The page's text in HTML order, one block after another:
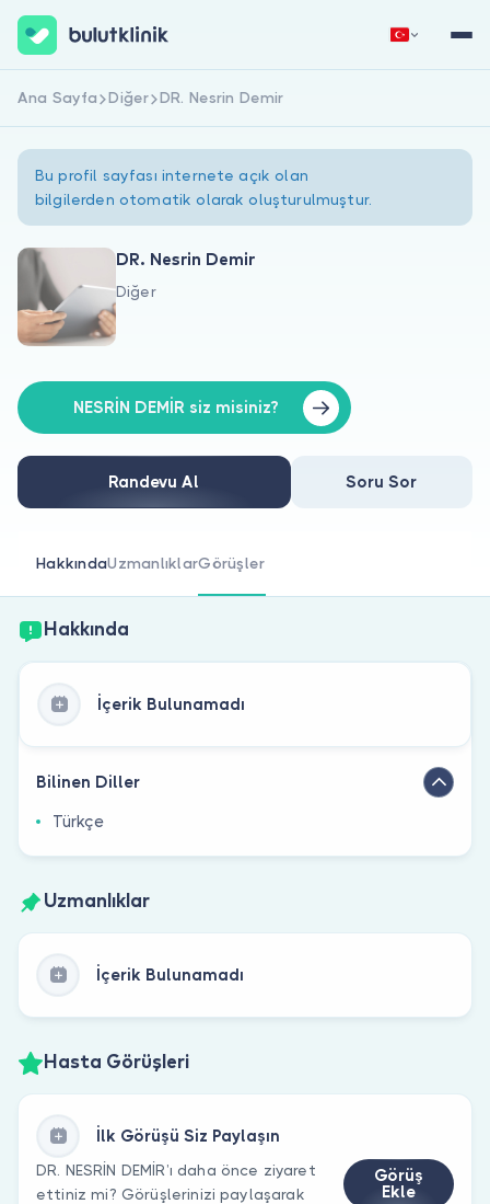
Hakkımızda
Doktorlar için
Doktor musunuz?
Hemen Kaydol
Ana Sayfa Diğer DR. Nesrin Demir
Bu profil sayfası internete açık olan
bilgilerden otomatik olarak oluşturulmuştur.
DR. Nesrin Demir
Diğer
NESRİN DEMİR siz misiniz?
Randevu Al Soru Sor
HakkındaUzmanlıklarGörüşler
Hakkında
İçerik Bulunamadı
Bilinen Diller
Türkçe
Uzmanlıklar
İçerik Bulunamadı
Hasta Görüşleri
İlk Görüşü Siz Paylaşın
DR. NESRİN DEMİR’ı daha önce ziyaret
ettiniz mi? Görüşlerinizi paylaşarak
Görüş
Ekle